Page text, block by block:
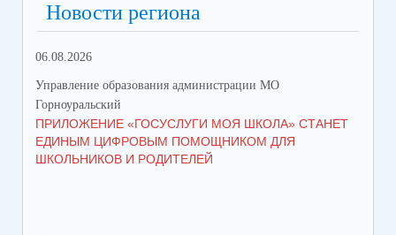
Новости региона
06.08.2026
Управление образования администрации МО
Горноуральский
ПРИЛОЖЕНИЕ «ГОСУСЛУГИ МОЯ ШКОЛА» СТАНЕТ
ЕДИНЫМ ЦИФРОВЫМ ПОМОЩНИКОМ ДЛЯ
ШКОЛЬНИКОВ И РОДИТЕЛЕЙ